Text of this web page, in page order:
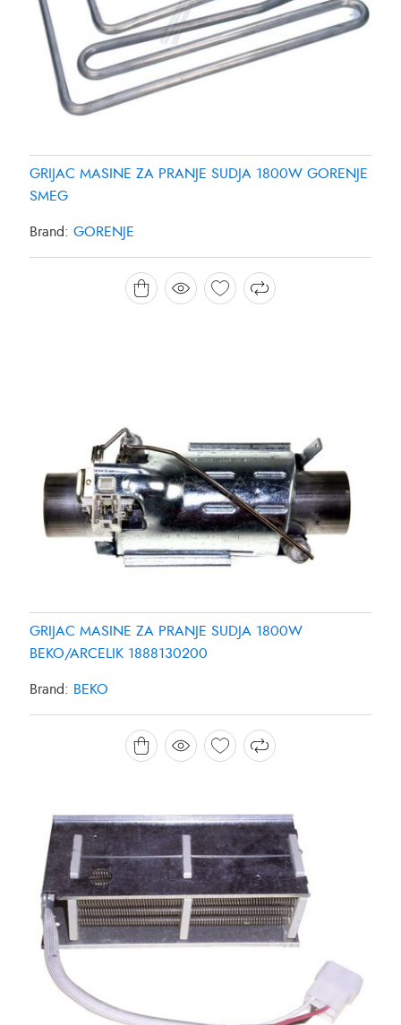
GRIJAC MASINE ZA PRANJE SUDJA 1800W GORENJE
SMEG
Brand: GORENJE
GRIJAC MASINE ZA PRANJE SUDJA 1800W
BEKO/ARCELIK 1888130200
Brand: BEKO